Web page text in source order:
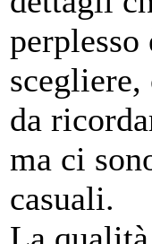
da
ma ci
casuali.